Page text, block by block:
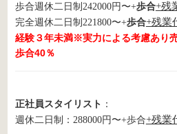
歩合週休二日制 242000円〜+歩合+残
完全週休二日制221800〜+歩合+残業
経験３年未満※実力による考慮あり
歩合40％
正社員スタイリスト ：
週休二日制：288000円〜+歩合+残業